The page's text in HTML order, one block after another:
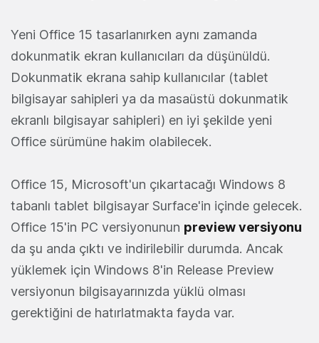
Yeni Office 15 tasarlanırken aynı zamanda
dokunmatik ekran kullanıcıları da düşünüldü.
Dokunmatik ekrana sahip kullanıcılar (tablet
bilgisayar sahipleri ya da masaüstü dokunmatik
ekranlı bilgisayar sahipleri) en iyi şekilde yeni
Office sürümüne hakim olabilecek.
Office 15, Microsoft'un çıkartacağı Windows 8
tabanlı tablet bilgisayar Surface'in içinde gelecek.
Office 15'in PC versiyonunun preview versiyonu
da şu anda çıktı ve indirilebilir durumda. Ancak
yüklemek için Windows 8'in Release Preview
versiyonun bilgisayarınızda yüklü olması
gerektiğini de hatırlatmakta fayda var.